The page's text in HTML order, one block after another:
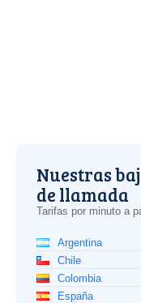
Nuestras
de llamada
Tarifas por minuto a
Argentina
Chile
Colombia
España